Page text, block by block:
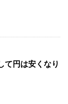
て円は安くなり